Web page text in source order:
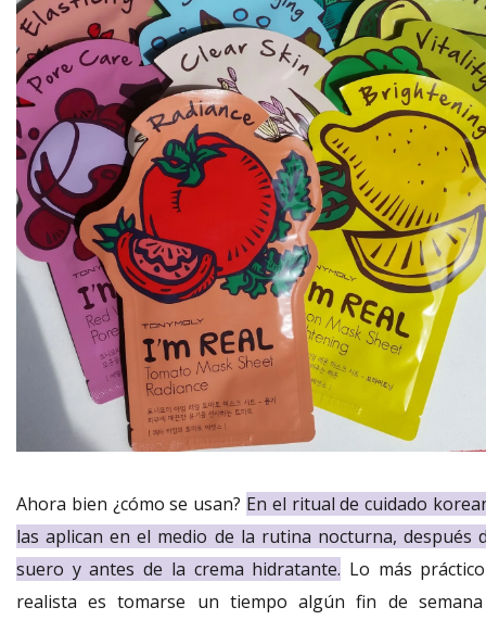
Ahora bien ¿cómo se usan? En el ritual de cuidado
las aplican en el medio de la rutina nocturna, después
suero y antes de la crema hidratante. Lo más
realista es tomarse un tiempo algún fin de